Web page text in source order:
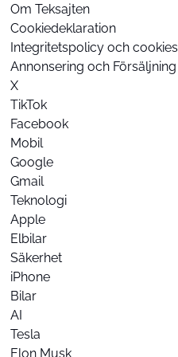
Om Teksajten
Cookiedeklaration
Integritetspolicy och cookies
Annonsering och Försäljning
X
TikTok
Facebook
Mobil
Google
Gmail
Teknologi
Apple
Elbilar
Säkerhet
iPhone
Bilar
AI
Tesla
Elon Musk